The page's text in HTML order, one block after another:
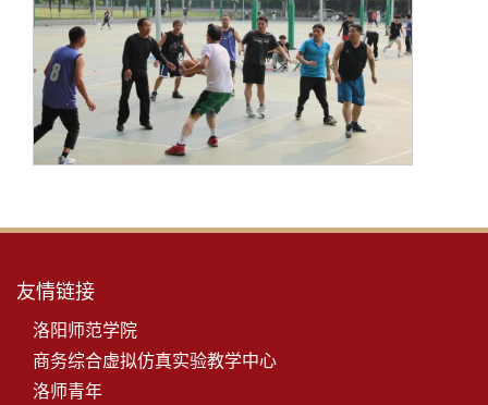
友情链接
洛阳师范学院
商务综合虚拟仿真实验教学中心
洛师青年